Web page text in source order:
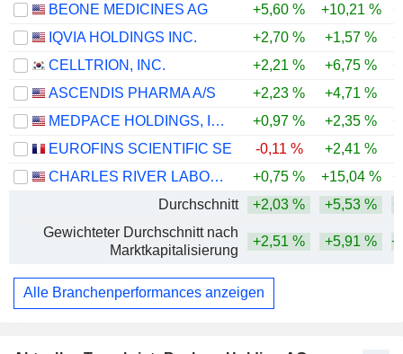
BEONE MEDICINES AG
+5,60 % +10,21 %
IQVIA HOLDINGS INC.
+2,70 % +1,57 %
CELLTRION, INC.
+2,21 % +6,75 %
ASCENDIS PHARMA A/S
+2,23 %
+4,71 %
MEDPACE HOLDINGS, INC.
+0,97 % +2,35 %
EUROFINS SCIENTIFIC SE
-0,11 % +2,41 %
CHARLES RIVER LABORATORIES INTERNATIONAL, INC.
+0,75 % +15,04 %
Durchschnitt
+2,03 % +5,53 %
Gewichteter Durchschnitt nach
Marktkapitalisierung
+2,51 % +5,91 %
Alle Branchenperformances anzeigen